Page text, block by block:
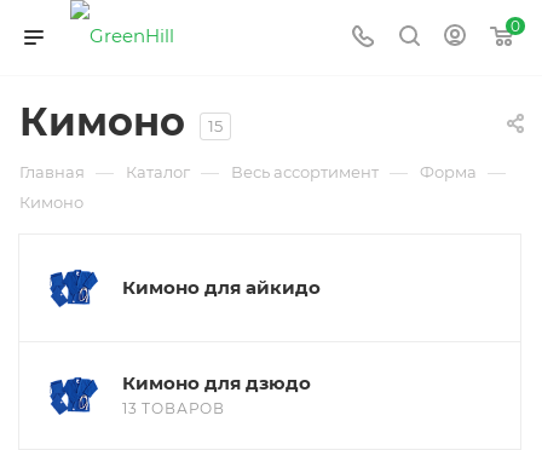
0
Кимоно 15
Главная — Каталог — Весь ассортимент — Форма —
Кимоно
Кимоно для айкидо
Кимоно для дзюдо
13 ТОВАРОВ